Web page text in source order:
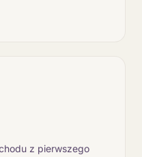
z pierwszego